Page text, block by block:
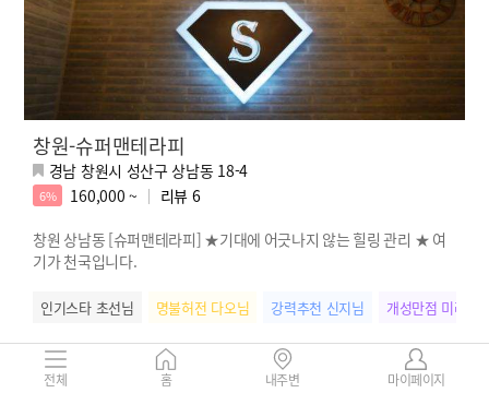
창원-슈퍼맨테라피
경남 창원시 성산구 상남동 18-4
6% 160,000 ~ 리뷰 6
창원 상남동 [슈퍼맨테라피] ★기대에 어긋나지 않는 힐링 관리 ★ 여
기가 천국입니다.
인기스타 초선님 명불허전 다오님 강력추천 신지님 개성만점 미라님
전체 홈 내주변 마이페이지